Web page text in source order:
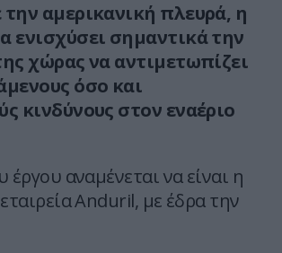
αμερικανική πλευρά, η
ενισχύσει σημαντικά την
χώρας να αντιμετωπίζει
όσο και
κινδύνους στον εναέριο
αναμένεται να είναι η
Anduril, με έδρα την